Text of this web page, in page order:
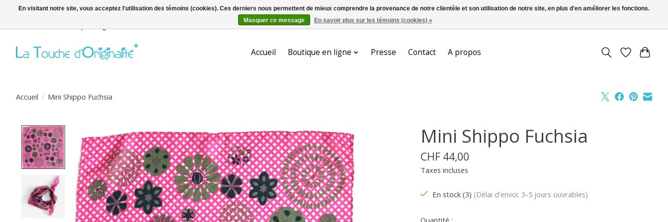
Accueil Boutique en ligne Presse Contact A propos
Accueil / Mini Shippo Fuchsia
Product image slideshow Items Mini Shippo Fuchsia
CHF 44,00
Taxes incluses
En stock (3) (Délai d'envoi: 3-5 jours ouvrables)
Quantité :
En visitant notre site, vous acceptez l'utilisation des témoins (cookies). Ces derniers nous permettent de mieux comprendre la provenance de notre clientèle et son utilisation de notre site, en plus d'en améliorer les fonctions.
Masquer ce message
En savoir plus sur les témoins (cookies) »